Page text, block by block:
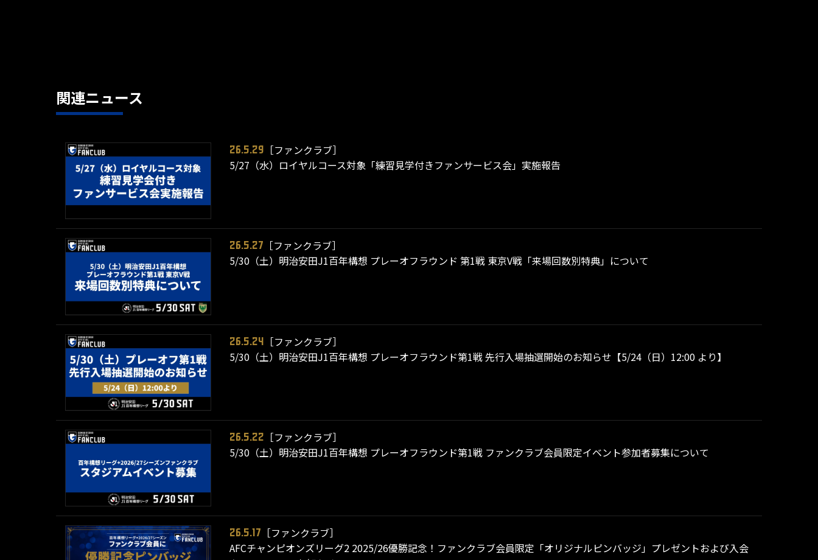
関連ニュース
26.5.29
［ファンクラブ］
5/27（水）ロイヤルコース対象「練習見学付きファンサービス会」実施報告
26.5.27
［ファンクラブ］
5/30（土）明治安田J1百年構想 プレーオフラウンド 第1戦 東京V戦「来場回数別特典」について
26.5.24
［ファンクラブ］
5/30（土）明治安田J1百年構想 プレーオフラウンド第1戦 先行入場抽選開始のお知らせ【5/24（日）12:00 より】
26.5.22
［ファンクラブ］
5/30（土）明治安田J1百年構想 プレーオフラウンド第1戦 ファンクラブ会員限定イベント参加者募集について
26.5.17
［ファンクラブ］
AFCチャンピオンズリーグ2 2025/26優勝記念！ファンクラブ会員限定「オリジナルピンバッジ」プレゼントおよび入会